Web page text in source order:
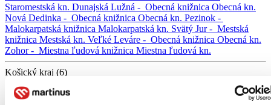
Staromestská kn. Dunajská Lužná - Obecná knižnica Obecná kn.
Nová Dedinka - Obecná knižnica Obecná kn. Pezinok -
Malokarpatská knižnica Malokarpatská kn. Svätý Jur - Mestská
knižnica Mestská kn. Veľké Leváre - Obecná knižnica Obecná kn.
Zohor - Miestna ľudová knižnica Miestna ľudová kn.
Košický kraj (6)
Kráľovský
Chlmec -Kultúrne centrum Medzibodrožia a Použia
Kult. cent.